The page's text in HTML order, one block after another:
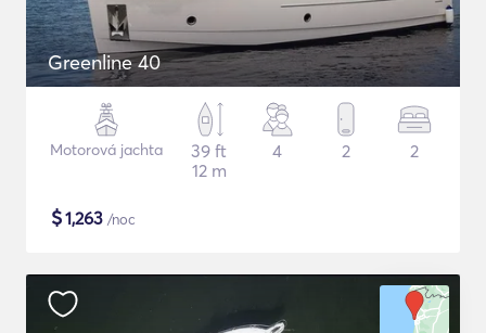
Greenline 40
Motorová jachta
39 ft
12 m
4 2 2
$1,263 /noc